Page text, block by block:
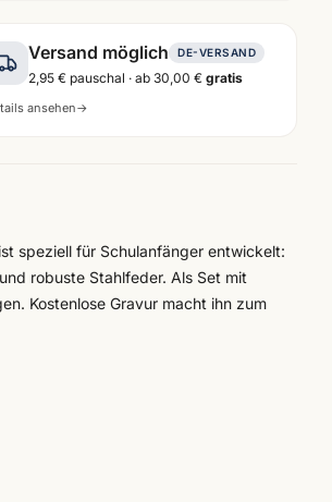
Versand möglich DE-VERSAND
2,95 € pauschal · ab 30,00 € gratis
ansehen→
speziell für Schulanfänger entwickelt:
robuste Stahlfeder. Als Set mit
Kostenlose Gravur macht ihn zum